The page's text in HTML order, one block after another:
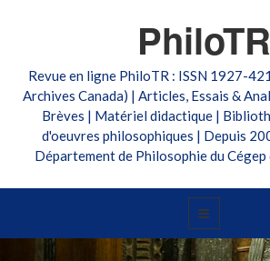
PhiloTR
Revue en ligne PhiloTR : ISSN 1927-
Archives Canada) | Articles, Essais &
Brèves | Matériel didactique |
d'oeuvres philosophiques | Depuis
Département de Philosophie du